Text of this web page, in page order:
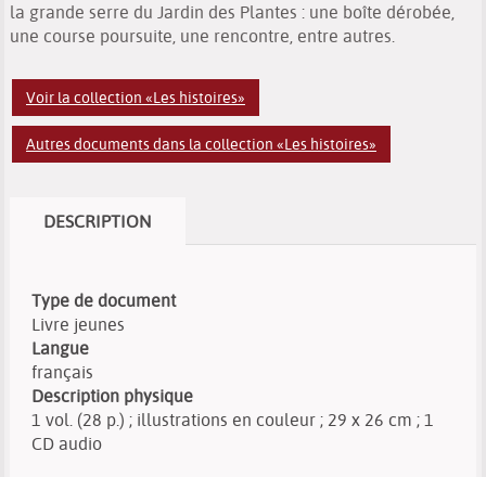
la grande serre du Jardin des Plantes : une boîte dérobée,
une course poursuite, une rencontre, entre autres.
Voir la collection «Les histoires»
Autres documents dans la collection «Les histoires»
DESCRIPTION
Type de document
Livre jeunes
Langue
français
Description physique
1 vol. (28 p.) ; illustrations en couleur ; 29 x 26 cm ; 1
CD audio